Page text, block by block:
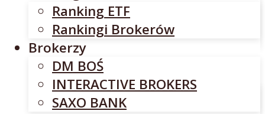
INTERACTIVE BROKERS
SAXO BANK
Newsletter
O Blogu
O Mnie
Ranking ETF
Rankingi Brokerów
Brokerzy
DM BOŚ
INTERACTIVE BROKERS
SAXO BANK